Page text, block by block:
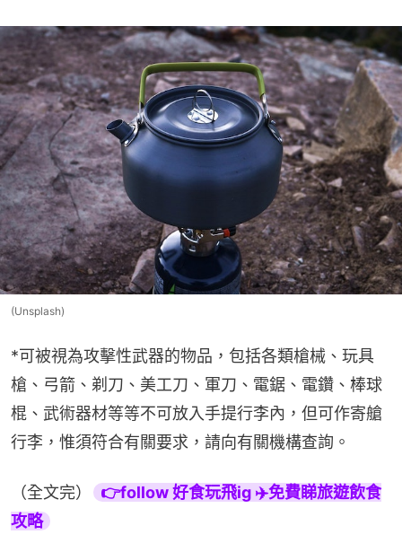
(Unsplash)
*可被視為攻擊性武器的物品，包括各類槍械、玩具
槍、弓箭、剃刀、美工刀、軍刀、電鋸、電鑽、棒球
棍、武術器材等等不可放入手提行李內，但可作寄艙
行李，惟須符合有關要求，請向有關機構查詢。
（全文完）
👉follow 好食玩飛ig ✈️免費睇旅遊飲食
攻略